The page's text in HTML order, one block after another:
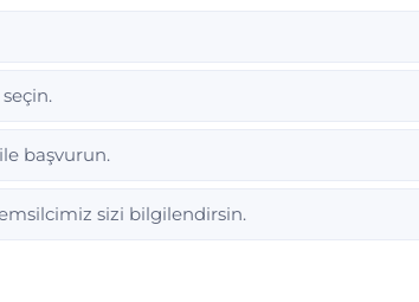
ile başvurun.
sizi bilgilendirsin.